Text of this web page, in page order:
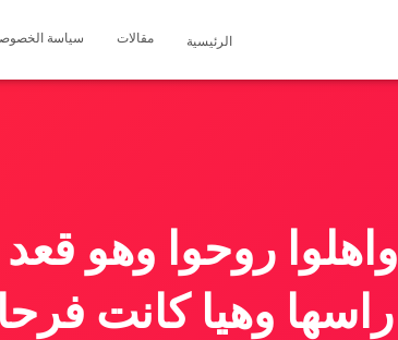
الرئيسية مقالات سياسة
روحوا وهو قعد
وهيا كانت